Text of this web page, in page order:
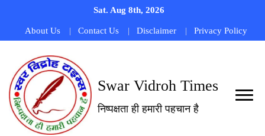
Sat. Aug 8th, 2026
About Us Contact Us Disclaimer Privacy Policy
Swar Vidroh Times
निष्पक्षता ही हमारी पहचान है